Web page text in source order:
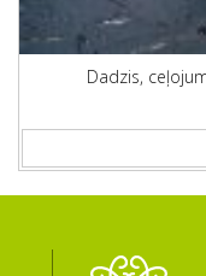
Dadzis,